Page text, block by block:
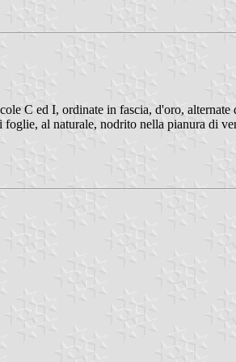
C ed I, ordinate in fascia, d'oro,
al naturale, nodrito nella pianura di